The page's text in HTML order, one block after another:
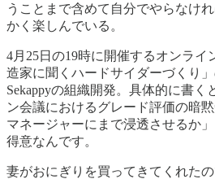
うことまで含めて自分でやらなけ
かく楽しんでいる。
4月25日の19時に開催するオンライ
造家に聞くハードサイダーづくり」
Sekappyの組織開発。具体的に書く
ン会議におけるグレード評価の暗
マネージャーにまで浸透させるか
得意なんです。
妻がおにぎりを買ってきてくれた